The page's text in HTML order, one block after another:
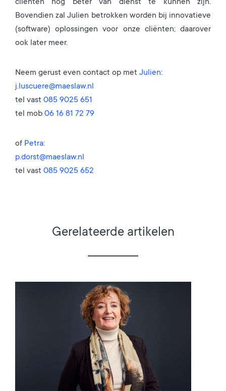
cliënten nog beter van dienst te kunnen zijn.
Bovendien zal Julien betrokken worden bij innovatieve
(software) oplossingen voor onze cliënten; daarover
ook later meer.
Neem gerust even contact op met Julien:
j.luscuere@maeslaw.nl
tel vast 085 9025 651
tel mob 06 16 81 72 79
of Petra:
p.dorst@maeslaw.nl
tel vast 085 9025 652
Gerelateerde artikelen